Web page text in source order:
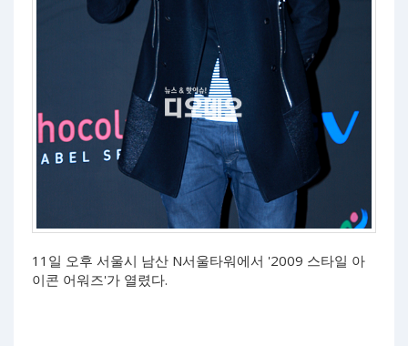
11일 오후 서울시 남산 N서울타워에서 '2009 스타일 아
이콘 어워즈'가 열렸다.